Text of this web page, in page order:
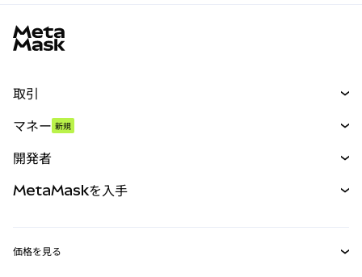
取引
パーペチュアル
RWA
マネー 新規
開発者
MetaMaskを入手
価格を見る